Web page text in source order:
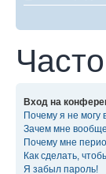
Вход на
Почему я не могу
Зачем мне
Почему мне
Как сделать,
Я забыл пароль!